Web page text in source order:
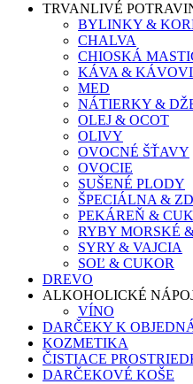
TRVANLIVÉ
BYLINKY &
CHALVA
CHIOSKÁ
KÁVA &
MED
NÁTIERKY &
OLEJ & OCOT
OLIVY
OVOCNÉ ŠŤAVY
OVOCIE
SUŠENÉ PLODY
ŠPECIÁLNA &
PEKÁREŇ &
RYBY MORSKÉ
SYRY & VAJCIA
SOĽ & CUKOR
DREVO
ALKOHOLICKÉ
VÍNO
DARČEKY K
KOZMETIKA
ČISTIACE
DARČEKOVÉ KOŠE